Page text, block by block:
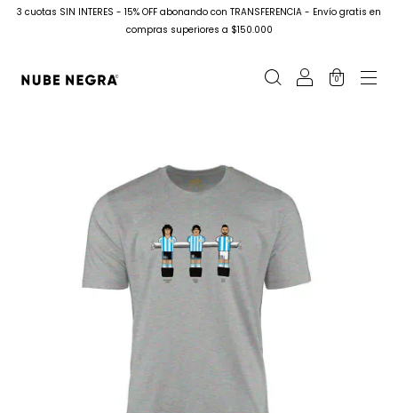
3 cuotas SIN INTERES - 15% OFF abonando con TRANSFERENCIA - Envío gratis en
compras superiores a $150.000
0